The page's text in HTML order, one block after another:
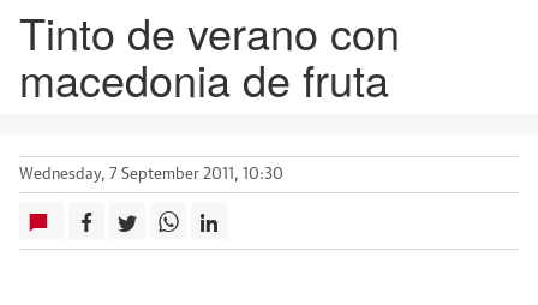
Tinto de verano con
macedonia de fruta
Wednesday, 7 September 2011, 10:30